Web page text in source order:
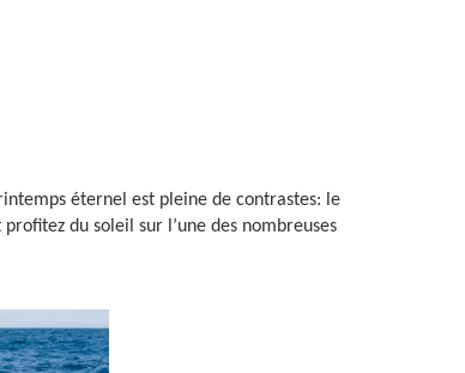
éternel est pleine de contrastes: le
du soleil sur l’une des nombreuses